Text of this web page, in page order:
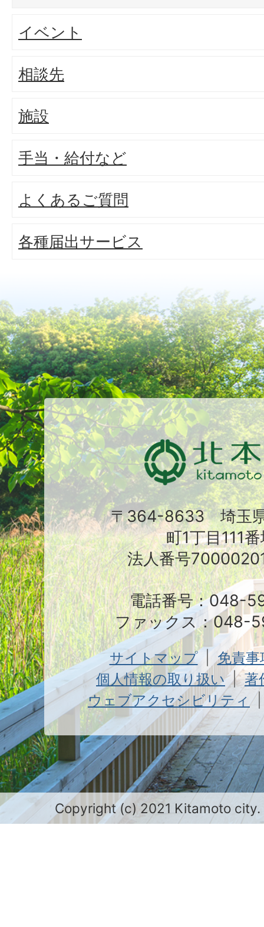
イベント
相談先
施設
手当・給付など
よくあるご質問
各種届出サービス
〒364-8633 埼玉
町1丁目111
法人番号
電話番号：048-
ファックス：048-
サイトマップ
免責
個人情報の取り扱い
著
ウェブアクセシビリティ
Copyright (c) 2021 Kitamoto city.